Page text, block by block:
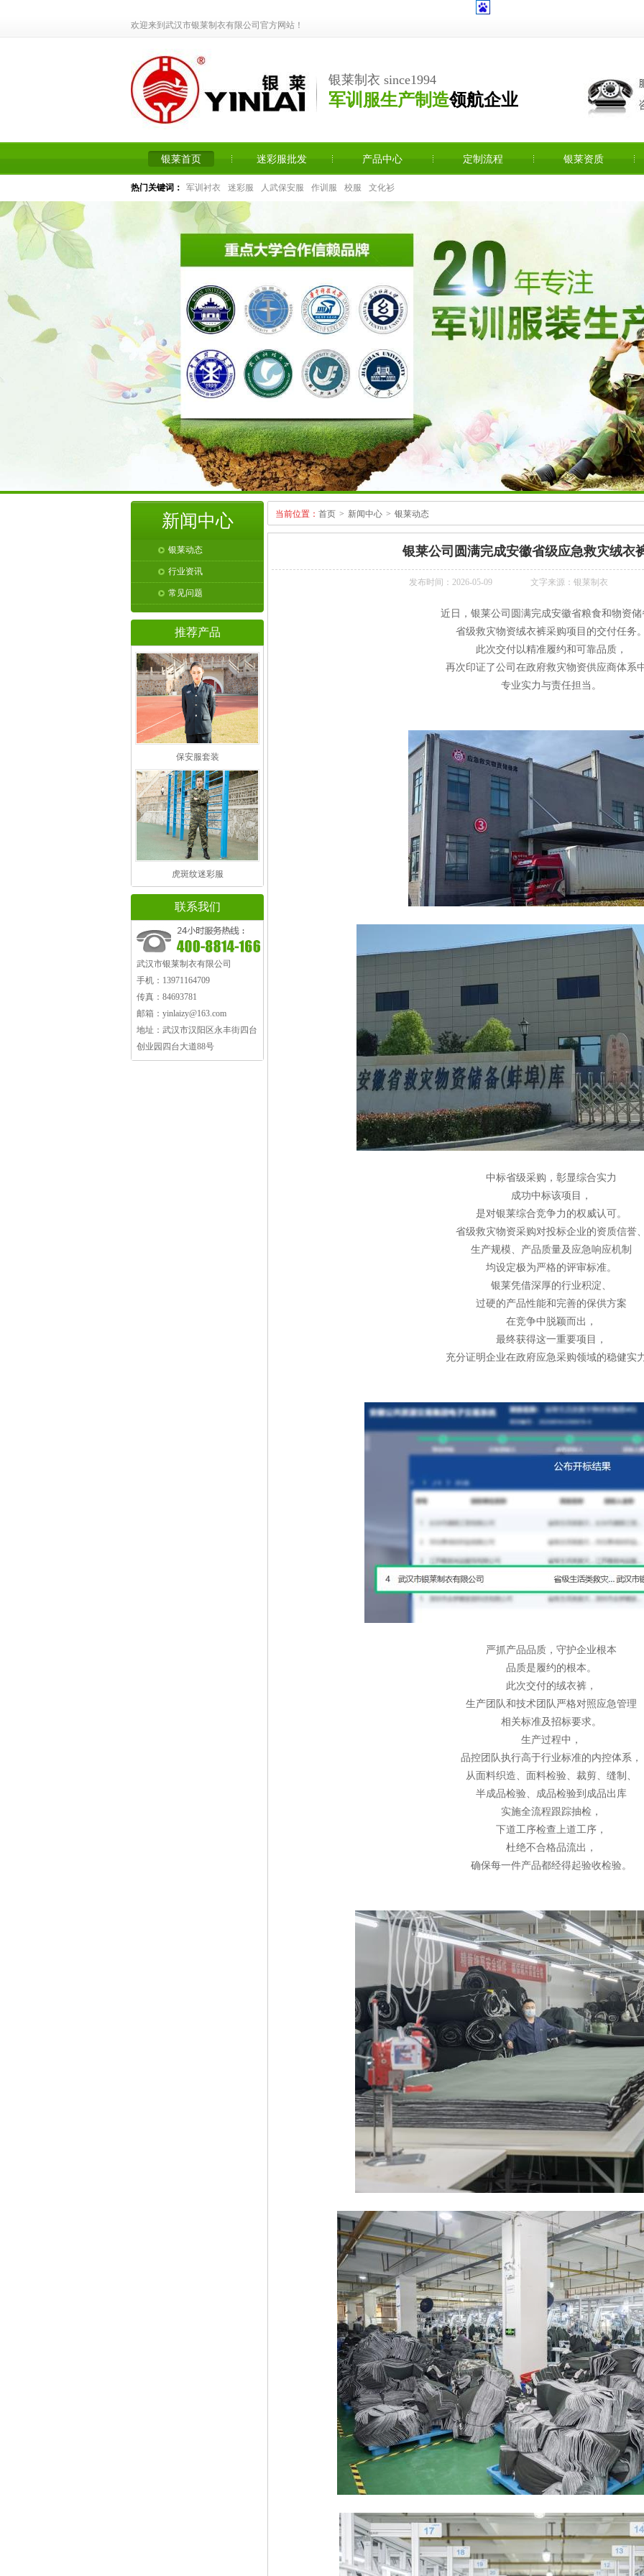
欢迎来到武汉市银莱制衣有限公司官方网站！
银莱制衣 since1994
军训服生产制造领航企业
银莱首页 迷彩服批发 产品中心 定制流程 银莱资质
热门关键词： 军训衬衣 迷彩服 人武保安服 作训服 校服 文化衫
新闻中心
银莱动态
行业资讯
常见问题
推荐产品
保安服套装
虎斑纹迷彩服
联系我们
武汉市银莱制衣有限公司
手机：13971164709
传真：84693781
邮箱：yinlaizy@163.com
地址：武汉市汉阳区永丰街四台
创业园四台大道88号
当前位置： 首页 > 新闻中心 > 银莱动态
银莱公司圆满完成安徽省级应急救灾绒衣
发布时间：2026-05-09 文字来源：银莱制衣
近日，银莱公司圆满完成安徽省粮食和物资储
省级救灾物资绒衣裤采购项目的交付任务
此次交付以精准履约和可靠品质，
再次印证了公司在政府救灾物资供应商体系
专业实力与责任担当。
中标省级采购，彰显综合实力
成功中标该项目，
是对银莱综合竞争力的权威认可。
省级救灾物资采购对投标企业的资质信誉
生产规模、产品质量及应急响应机制
均设定极为严格的评审标准。
银莱凭借深厚的行业积淀、
过硬的产品性能和完善的保供方案
在竞争中脱颖而出，
最终获得这一重要项目，
充分证明企业在政府应急采购领域的稳健实
严抓产品品质，守护企业根本
品质是履约的根本。
此次交付的绒衣裤，
生产团队和技术团队严格对照应急管理
相关标准及招标要求。
生产过程中，
品控团队执行高于行业标准的内控体系，
从面料织造、面料检验、裁剪、缝制、
半成品检验、成品检验到成品出库
实施全流程跟踪抽检，
下道工序检查上道工序，
杜绝不合格品流出，
确保每一件产品都经得起验收检验。